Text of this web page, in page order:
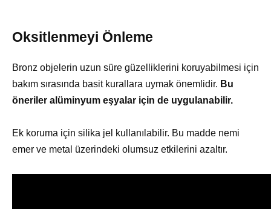
Oksitlenmeyi Önleme
Bronz objelerin uzun süre güzelliklerini koruyabilmesi için
bakım sırasında basit kurallara uymak önemlidir. Bu
öneriler alüminyum eşyalar için de uygulanabilir.
Ek koruma için silika jel kullanılabilir. Bu madde nemi
emer ve metal üzerindeki olumsuz etkilerini azaltır.